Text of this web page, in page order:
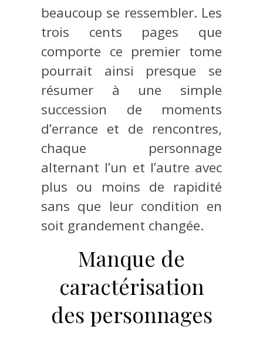
beaucoup se ressembler. Les
trois cents pages que
comporte ce premier tome
pourrait ainsi presque se
résumer à une simple
succession de moments
d’errance et de rencontres,
chaque personnage
alternant l’un et l’autre avec
plus ou moins de rapidité
sans que leur condition en
soit grandement changée.
Manque de
caractérisation
des personnages